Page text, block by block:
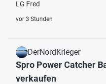
LG Fred
vor 3 Stunden
DerNordKrieger
Spro Power Catcher
verkaufen